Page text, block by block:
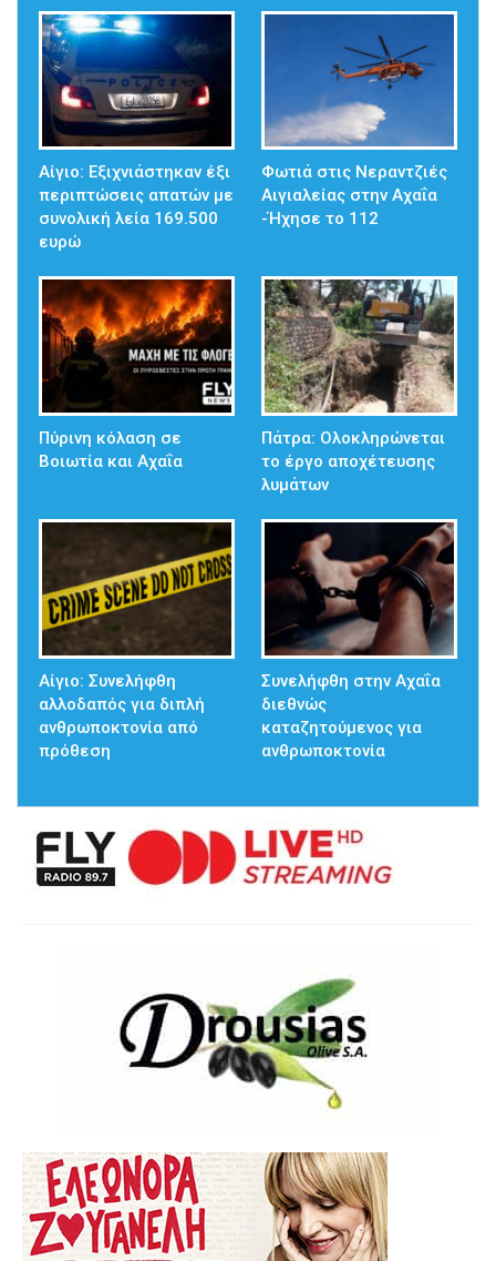
Αίγιο: Εξιχνιάστηκαν έξι
περιπτώσεις απατών με
συνολική λεία 169.500
ευρώ
Φωτιά στις Νεραντζιές
Αιγιαλείας στην Αχαΐα
-Ήχησε το 112
Πύρινη κόλαση σε
Βοιωτία και Αχαΐα
Πάτρα: Ολοκληρώνεται
το έργο αποχέτευσης
λυμάτων
Αίγιο: Συνελήφθη
αλλοδαπός για διπλή
ανθρωποκτονία από
πρόθεση
Συνελήφθη στην Αχαΐα
διεθνώς
καταζητούμενος για
ανθρωποκτονία